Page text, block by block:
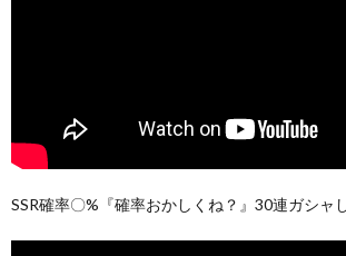
SSR確率〇%『確率おかしくね？』30連ガシャ